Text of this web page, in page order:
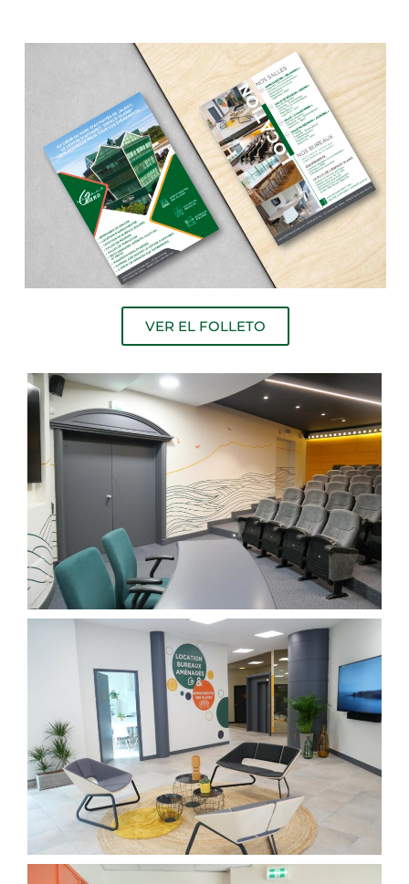
VER EL FOLLETO